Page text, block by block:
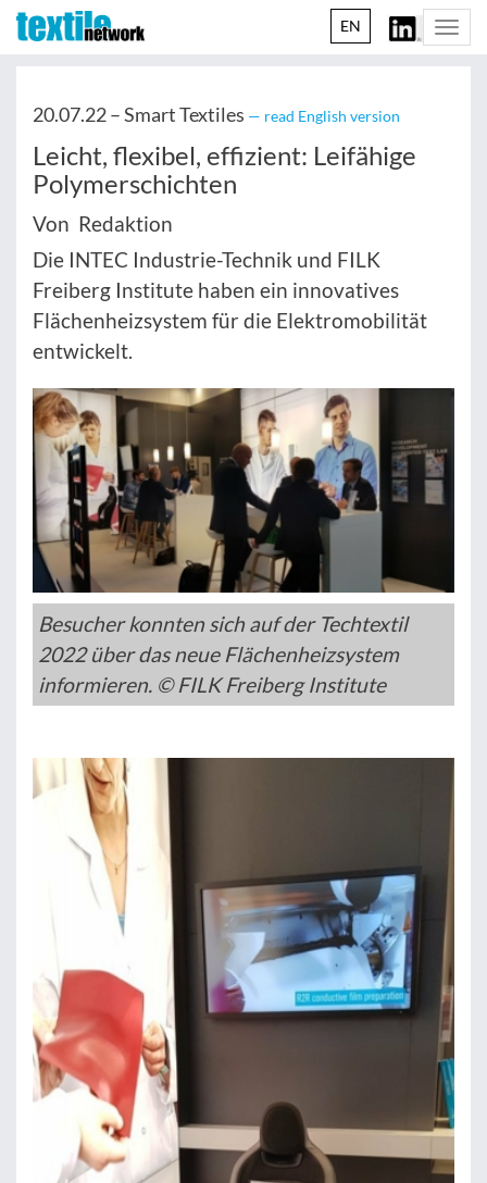
EN
20.07.22 –Smart Textiles — read English version
Leicht, flexibel, effizient: Leifähige
Polymerschichten
Von Redaktion
Die INTEC Industrie-Technik und FILK
Freiberg Institute haben ein innovatives
Flächenheizsystem für die Elektromobilität
entwickelt.
Besucher konnten sich auf der Techtextil
2022 über das neue Flächenheizsystem
informieren. © FILK Freiberg Institute